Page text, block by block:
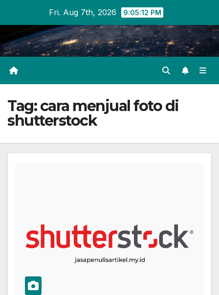
content
Fri. Aug 7th, 2026 9:05:12 PM
Tag:cara menjual foto di
shutterstock